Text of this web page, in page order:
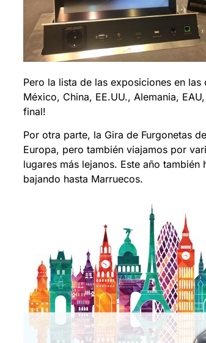
Pero la lista de las exposiciones en
México, China, EE.UU., Alemania,
final!
Por otra parte, la Gira de Furgonetas
Europa, pero también viajamos por
lugares más lejanos. Este año
bajando hasta Marruecos.